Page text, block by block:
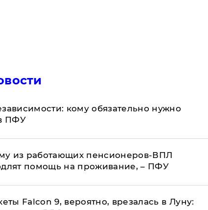
кому обязательно нужно
ПФУ
из работающих пенсионеров-ВПЛ
помощь на проживание, – ПФУ
Falcon 9, вероятно, врезалась в Луну: